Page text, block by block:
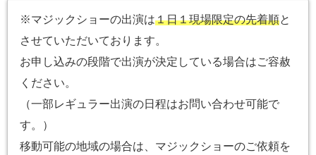
※マジックショーの出演は１日１現場限定の先着順と
させていただいております。
お申し込みの段階で出演が決定している場合はご容赦
ください。
（一部レギュラー出演の日程はお問い合わせ可能で
す。）
移動可能の地域の場合は、マジックショーのご依頼を